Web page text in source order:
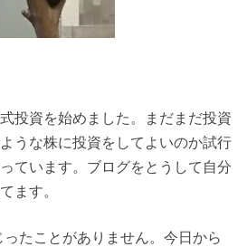
投資を始めました。まだまだ投資
うな株に投資をしてよいのか試行
ています。ブログをとうして自分
ます。
たことがありません。今日から